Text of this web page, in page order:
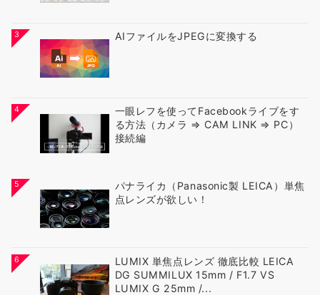
3 AIファイルをJPEGに変換する
4
一眼レフを使ってFacebookライブをす
る方法（カメラ ⇒ CAM LINK ⇒ PC）
接続編
5
パナライカ（Panasonic製 LEICA）単焦
点レンズが欲しい！
6
LUMIX 単焦点レンズ 徹底比較 LEICA
DG SUMMILUX 15mm / F1.7 VS
LUMIX G 25mm /...